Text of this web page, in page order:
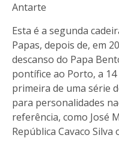
Antarte
Esta é a segunda
Papas, depois de, em
descanso do Papa
pontífice ao Porto, a 14
primeira de uma série
para personalidades
referência, como José
República Cavaco